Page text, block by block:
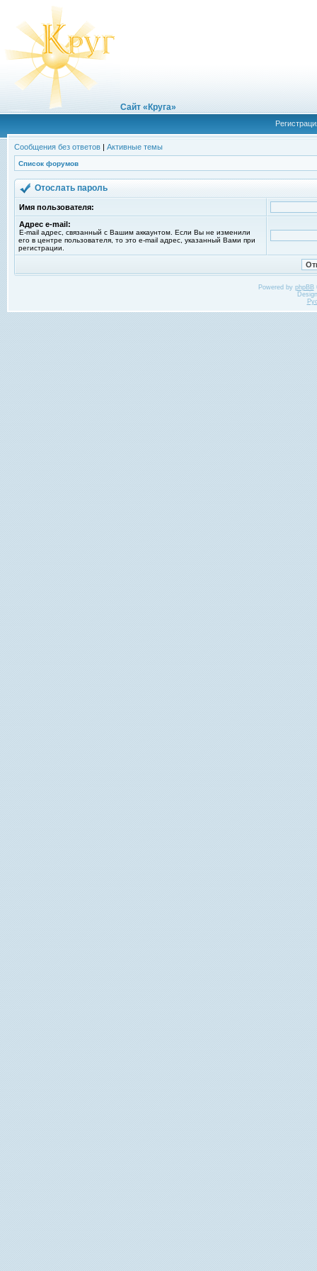
Сайт «Круга»
Сообщения без ответов | Активные темы
Список форумов
Отослать пароль
Имя пользователя:
Адрес e-mail:
E-mail адрес, связанный с Вашим аккаунтом. Если Вы не изменили
его в центре пользователя, то это e-mail адрес, указанный Вами при
регистрации.
Powered by phpBB